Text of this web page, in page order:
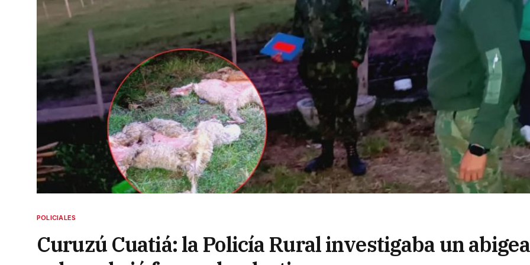
POLICIALES
Curuzú Cuatiá: la Policía Rural investigaba un